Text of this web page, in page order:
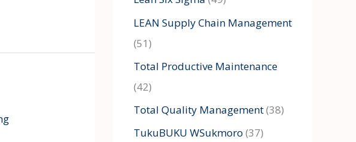
LEAN Supply Chain Management
(51)
Total Productive Maintenance
(42)
Total Quality Management(38)
TukuBUKU WSukmoro (37)